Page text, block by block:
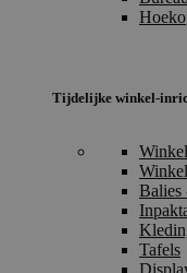
Tijdelijke winkel-
Balies
Tafels